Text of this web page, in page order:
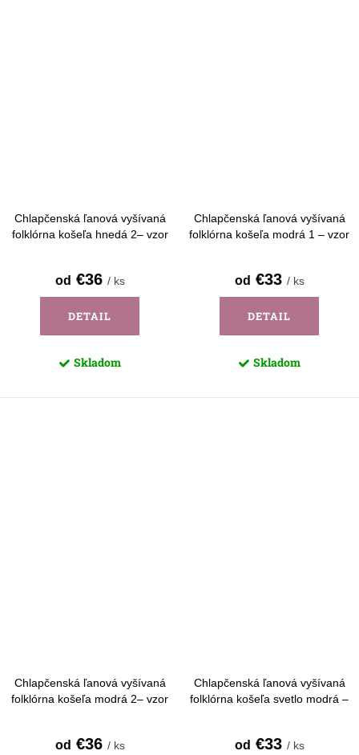
Chlapčenská ľanová vyšívaná
folklórna košeľa hnedá 2– vzor
od €36 / ks
DETAIL
Skladom
Chlapčenská ľanová vyšívaná
folklórna košeľa modrá 1 – vzor
od €33 / ks
DETAIL
Skladom
Chlapčenská ľanová vyšívaná
folklórna košeľa modrá 2– vzor
od €36 / ks
Chlapčenská ľanová vyšívaná
folklórna košeľa svetlo modrá –
od €33 / ks